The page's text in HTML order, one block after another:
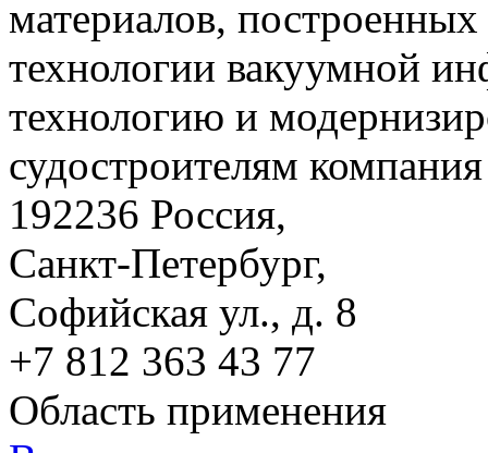
материалов,
технологии вакуумной
технологию и
судостроителям
192236 Россия,
Санкт-Петербург,
Софийская ул., д. 8
+7 812 363 43 77
Область применения